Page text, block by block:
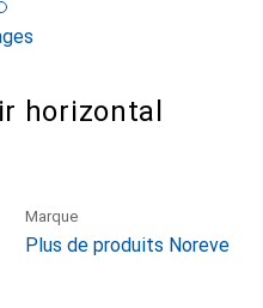
horizontal
Marque
Plus de produits Noreve